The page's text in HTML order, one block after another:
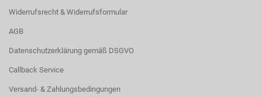
Widerrufsrecht & Widerrufsformular
AGB
Datenschutzerklärung gemäß DSGVO
Callback Service
Versand- & Zahlungsbedingungen